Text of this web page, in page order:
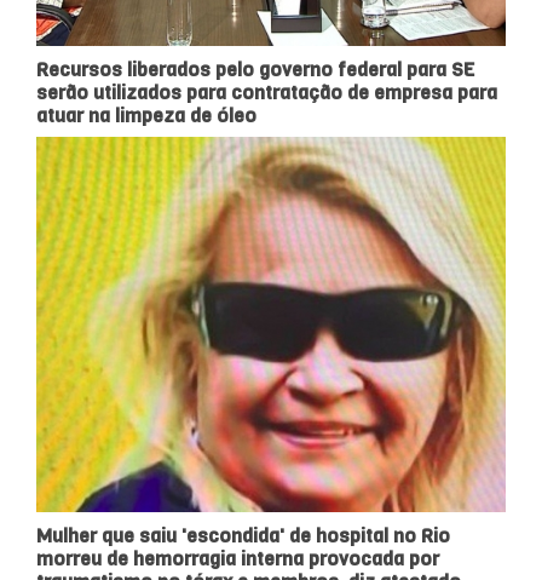
Recursos liberados pelo governo federal para SE
serão utilizados para contratação de empresa para
atuar na limpeza de óleo
Mulher que saiu 'escondida' de hospital no Rio
morreu de hemorragia interna provocada por